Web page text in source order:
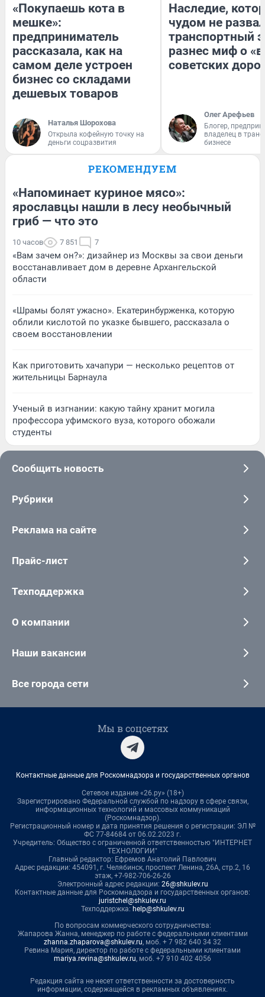
«Покупаешь кота в
мешке»:
предприниматель
рассказала, как на
самом деле устроен
бизнес со складами
дешевых товаров
Наталья Шорохова
Открыла кофейную точку на
деньги соцразвития
Наследие,
чудом не
транспортный
разнес миф о
советских
Олег Арефьев
Блогер,
владелец в
бизнесе
РЕКОМЕНДУЕМ
«Напоминает куриное мясо»:
ярославцы нашли в лесу необычный
гриб — что это
10 часов 7 851 7
«Вам зачем он?»: дизайнер из Москвы за свои деньги
восстанавливает дом в деревне Архангельской
области
«Шрамы болят ужасно». Екатеринбурженка, которую
облили кислотой по указке бывшего, рассказала о
своем восстановлении
Как приготовить хачапури — несколько рецептов от
жительницы Барнаула
Ученый в изгнании: какую тайну хранит могила
профессора уфимского вуза, которого обожали
студенты
Сообщить новость
Рубрики
Реклама на сайте
Прайс-лист
Техподдержка
О компании
Наши вакансии
Все города сети
Мы в соцсетях
Контактные данные для Роскомнадзора и государственных органов
Сетевое издание «26.ру» (18+)
Зарегистрировано Федеральной службой по надзору в сфере связи,
информационных технологий и массовых коммуникаций
(Роскомнадзор).
Регистрационный номер и дата принятия решения о регистрации: ЭЛ №
ФС 77-84684 от 06.02.2023 г.
Учредитель: Общество с ограниченной ответственностью "ИНТЕРНЕТ
ТЕХНОЛОГИИ"
Главный редактор: Ефремов Анатолий Павлович
Адрес редакции: 454091, г. Челябинск, проспект Ленина, 26А, стр.2, 16
этаж, +7-982-706-26-26
Электронный адрес редакции: 26@shkulev.ru
Контактные данные для Роскомнадзора и государственных органов:
juristchel@shkulev.ru
Техподдержка: help@shkulev.ru
По вопросам коммерческого сотрудничества:
Жапарова Жанна, менеджер по работе с федеральными клиентами
zhanna.zhaparova@shkulev.ru, моб. + 7 982 640 34 32
Ревина Мария, директор по работе с федеральными клиентами
mariya.revina@shkulev.ru, моб. +7 910 402 4056
Редакция сайта не несет ответственности за достоверность
информации, содержащейся в рекламных объявлениях.